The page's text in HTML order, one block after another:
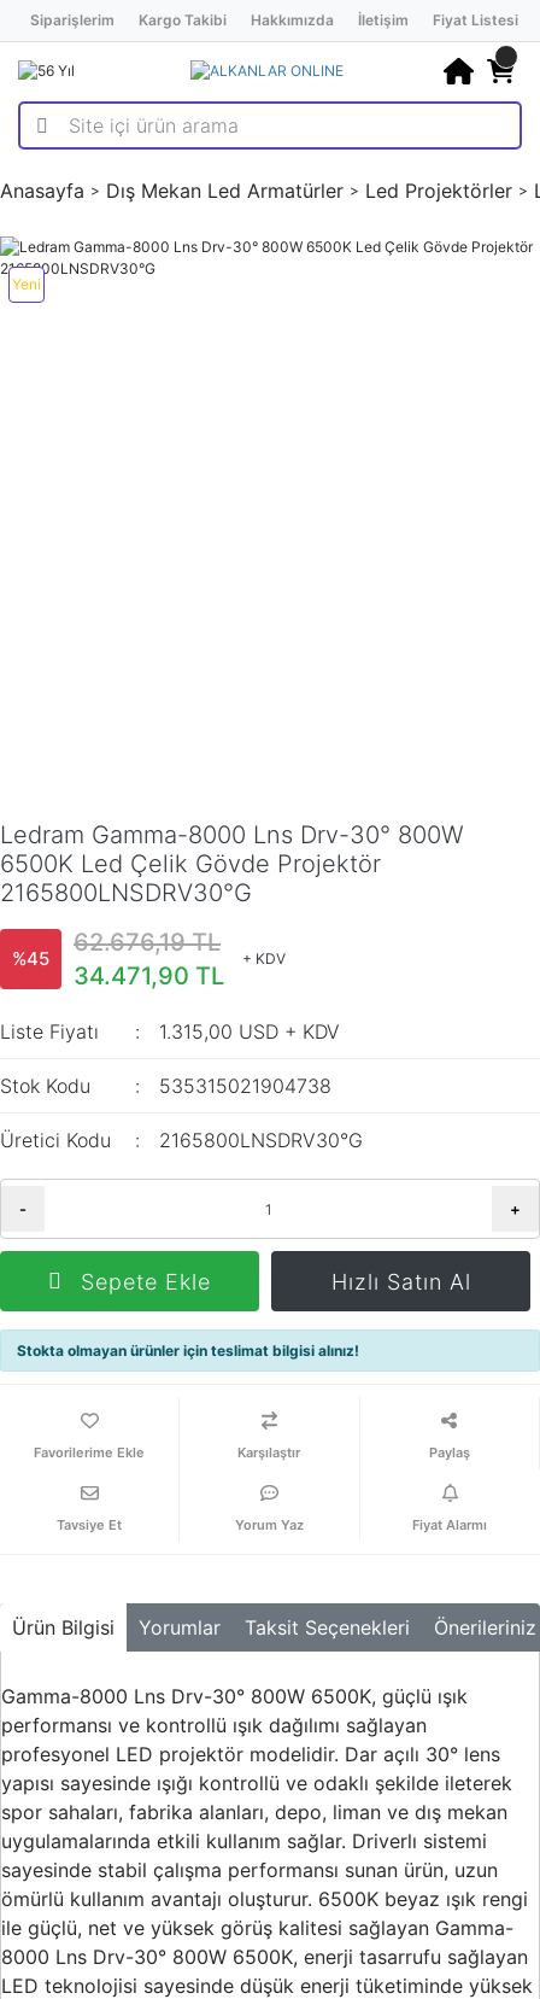
Siparişlerim Kargo Takibi Hakkımızda İletişim Fiyat Listesi
Anasayfa Dış Mekan Led Armatürler Led Projektörler
Yeni
Ledram Gamma-8000 Lns Drv-30° 800W
6500K Led Çelik Gövde Projektör
2165800LNSDRV30°G
%45
62.676,19 TL
34.471,90 TL
+ KDV
Liste Fiyatı 1.315,00 USD + KDV
Stok Kodu 535315021904738
Üretici Kodu 2165800LNSDRV30°G
- +
Sepete Ekle Hızlı Satın Al
Stokta olmayan ürünler için teslimat bilgisi alınız!
Karşılaştır Paylaş
Tavsiye Et Yorum Yaz Fiyat Alarmı
Ürün Bilgisi Yorumlar Taksit Seçenekleri Önerileriniz
Gamma-8000 Lns Drv-30° 800W 6500K, güçlü ışık
performansı ve kontrollü ışık dağılımı sağlayan
profesyonel LED projektör modelidir. Dar açılı 30° lens
yapısı sayesinde ışığı kontrollü ve odaklı şekilde ileterek
spor sahaları, fabrika alanları, depo, liman ve dış mekan
uygulamalarında etkili kullanım sağlar. Driverlı sistemi
sayesinde stabil çalışma performansı sunan ürün, uzun
ömürlü kullanım avantajı oluşturur. 6500K beyaz ışık rengi
ile güçlü, net ve yüksek görüş kalitesi sağlayan Gamma-
8000 Lns Drv-30° 800W 6500K, enerji tasarrufu sağlayan
LED teknolojisi sayesinde düşük enerji tüketiminde yüksek